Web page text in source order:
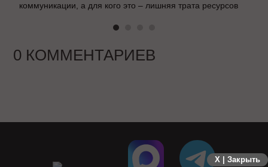
коммуникации, а для кого это – лишняя трата ресурсов
0 КОММЕНТАРИЕВ
X | Закрыть